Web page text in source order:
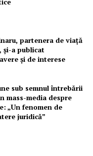
partenera de viață
și-a publicat
și de interese
sub semnul întrebării
mass-media despre
„Un fenomen de
juridică”